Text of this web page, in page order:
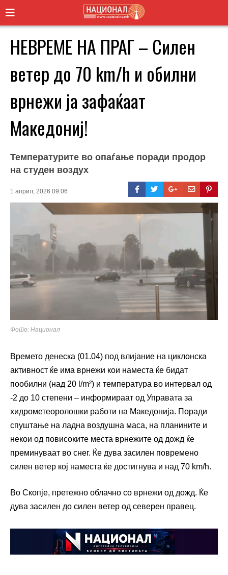
НЕВРЕМЕ НА ПРАГ – Силен
ветер до 70 km/h и обилни
врнежи ја зафаќаат
Македониј!
Температурите во опаѓање поради продор
на студен воздух
1 април, 2026 09:06
Фото: Национал
Времето денеска (01.04) под влијание на циклонска
активност ќе има врнежи кои наместа ќе бидат
пообилни (над 20 l/m²) и температура во интервал од
-2 до 10 степени – информираат од Управата за
хидрометеоролошки работи на Македонија. Поради
спуштање на ладна воздушна маса, на планините и
некои од повисоките места врнежите од дожд ќе
преминуваат во снег. Ќе дува засилен повремено
силен ветер кој наместа ќе достигнува и над 70 km/h.
Во Скопје, претежно облачно со врнежи од дожд. Ќе
дува засилен до силен ветер од северен правец.